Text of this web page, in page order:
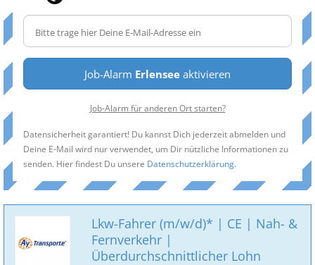
Job-Alarm Erlensee aktivieren
Job-Alarm für anderen Ort starten?
Datensicherheit garantiert! Du kannst Dich jederzeit abmelden und
Deine E-Mail wird nur verwendet, um Dir nützliche Informationen zu
senden. Hier findest Du unsere Datenschutzerklärung.
Lkw-Fahrer (m/w/d)* | CE | Nah- &
Fernverkehr |
Überdurchschnittlicher Lohn